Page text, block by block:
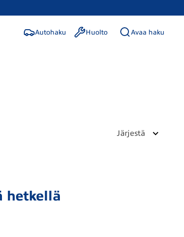
Autohaku Huolto Avaa haku
Järjestä
hetkellä